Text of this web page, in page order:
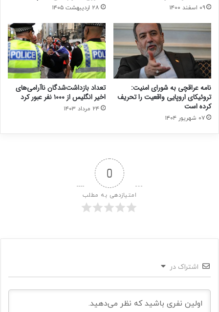
۰۹ اسفند ۱۴۰۰ ۲۸ اردیبهشت ۱۴۰۵
نامه عراقچی به شورای امنیت:
تروئیکای اروپایی واقعیت را تحریف
کرده است
۰۷ شهریور ۱۴۰۴
تعداد بازداشت‌شدگان ناآرامی‌های
اخیر انگلیس از ۱۰۰۰ نفر عبور کرد
۲۴ مرداد ۱۴۰۳
0
امتیازدهی به مطلب
اشتراک در